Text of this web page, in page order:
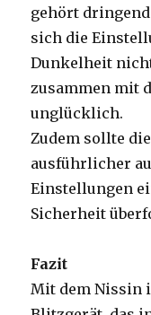
gehört
sich die
Dunkelheit
zusammen mit
unglücklich.
Zudem sollte
ausführlicher
Einstellungen
Sicherheit
Fazit
Mit dem Nissin